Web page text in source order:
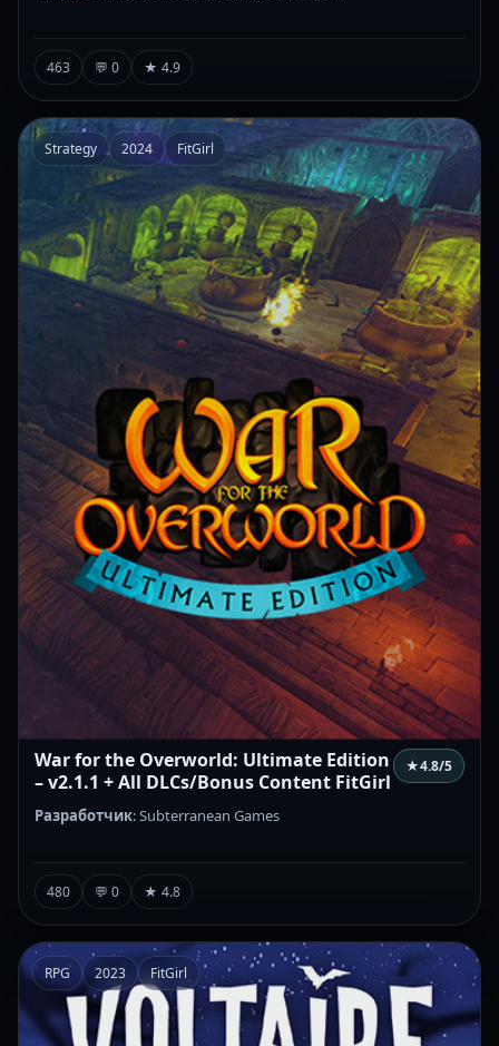
463 💬 0 ★ 4.9
Strategy 2024 FitGirl
War for the Overworld: Ultimate Edition
– v2.1.1 + All DLCs/Bonus Content FitGirl
★4.8/5
Разработчик: Subterranean Games
480 💬 0 ★ 4.8
RPG 2023 FitGirl